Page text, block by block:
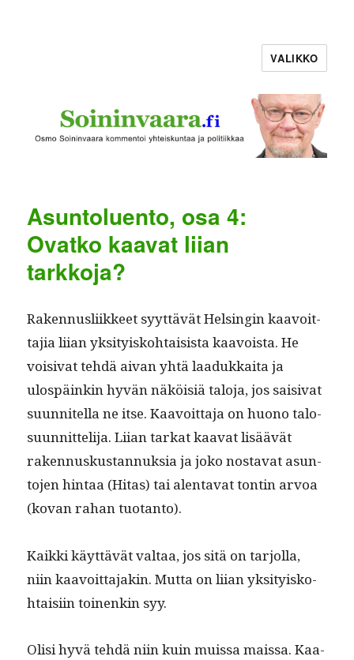
VALIKKO
Asuntoluento, osa 4:
Ovatko kaavat liian
tarkkoja?
Raken­nus­li­ik­keet syyt­tävät Helsin­gin kaavoit­
ta­jia liian yksi­tyisko­htai­sista kaavoista. He
voisi­vat tehdä aivan yhtä laadukkai­ta ja
ulospäinkin hyvän näköisiä talo­ja, jos saisi­vat
suun­nitel­la ne itse. Kaavoit­ta­ja on huono talo­
su­un­nit­teli­ja. Liian tarkat kaa­vat lisäävät
raken­nuskus­tan­nuk­sia ja joko nos­ta­vat asun­
to­jen hin­taa (Hitas) tai alen­ta­vat ton­tin arvoa
(kovan rahan tuotanto).
Kaik­ki käyt­tävät val­taa, jos sitä on tar­jol­la,
niin kaavoit­ta­jakin. Mut­ta on liian yksi­tyisko­
htaisi­in toinenkin syy.
Olisi hyvä tehdä niin kuin muis­sa mais­sa. Kaa­